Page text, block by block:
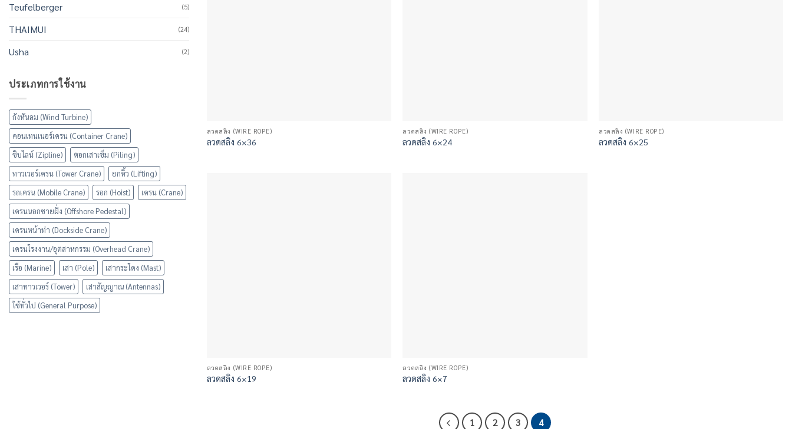
Teufelberger (5)
THAIMUI (24)
Usha (2)
ประเภทการใช้งาน
กังหันลม (Wind Turbine)
คอนเทนเนอร์เครน (Container Crane)
ซิบไลน์ (Zipline)
ตอกเสาเข็ม (Piling)
ทาวเวอร์เครน (Tower Crane)
ยกหิ้ว (Lifting)
รถเครน (Mobile Crane)
รอก (Hoist)
เครน (Crane)
เครนนอกชายฝั่ง (Offshore Pedestal)
เครนหน้าท่า (Dockside Crane)
เครนโรงงาน/อุตสาหกรรม (Overhead Crane)
เรือ (Marine)
เสา (Pole)
เสากระโดง (Mast)
เสาทาวเวอร์ (Tower)
เสาสัญญาณ (Antennas)
ใช้ทั่วไป (General Purpose)
ลวดสลิง (WIRE ROPE)
ลวดสลิง 6×36
ลวดสลิง (WIRE ROPE)
ลวดสลิง 6×24
ลวดสลิง (WIRE ROPE)
ลวดสลิง 6×25
ลวดสลิง (WIRE ROPE)
ลวดสลิง 6×19
ลวดสลิง (WIRE ROPE)
ลวดสลิง 6×7
1 2 3 4